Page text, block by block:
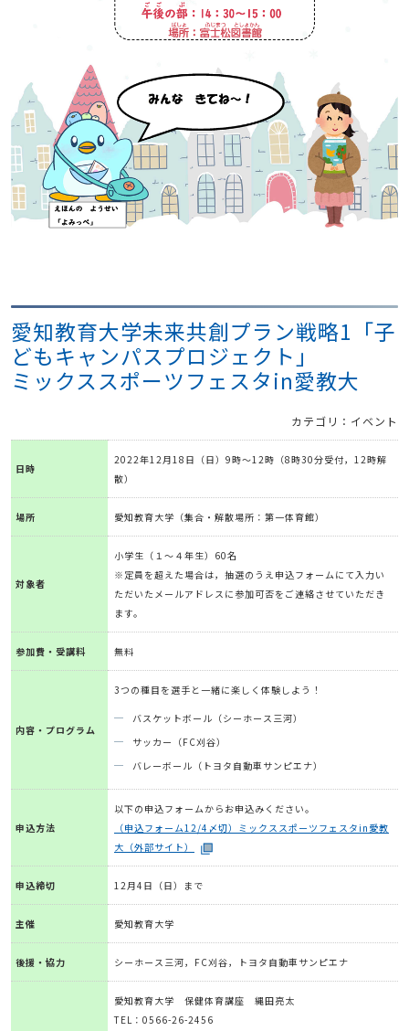
愛知教育大学未来共創プラン戦略1「子
どもキャンパスプロジェクト」
ミックススポーツフェスタin愛教大
カテゴリ：イベント
日時
2022年12月18日（日）9時～12時（8時30分受付，12時解
散）
場所 愛知教育大学（集合・解散場所：第一体育館）
対象者
小学生（１～４年生）60名
※定員を超えた場合は，抽選のうえ申込フォームにて入力い
ただいたメールアドレスに参加可否をご連絡させていただき
ます。
参加費・受講料 無料
内容・プログラム
3つの種目を選手と一緒に楽しく体験しよう！
バスケットボール（シーホース三河）
サッカー（FC刈谷）
バレーボール（トヨタ自動車サンピエナ）
申込方法
以下の申込フォームからお申込みください。
（申込フォーム12/4〆切）ミックススポーツフェスタin愛教
大（外部サイト）
申込締切 12月4日（日）まで
主催 愛知教育大学
後援・協力 シーホース三河，FC刈谷，トヨタ自動車サンピエナ
愛知教育大学 保健体育講座 縄田亮太
TEL：0566-26-2456